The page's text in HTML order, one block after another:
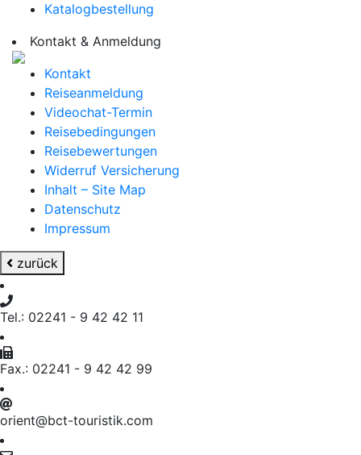
Katalogbestellung
Kontakt & Anmeldung
Kontakt
Reiseanmeldung
Videochat-Termin
Reisebedingungen
Reisebewertungen
Widerruf Versicherung
Inhalt – Site Map
Datenschutz
Impressum
zurück
Tel.: 02241 - 9 42 42 11
Fax.: 02241 - 9 42 42 99
orient@bct-touristik.com